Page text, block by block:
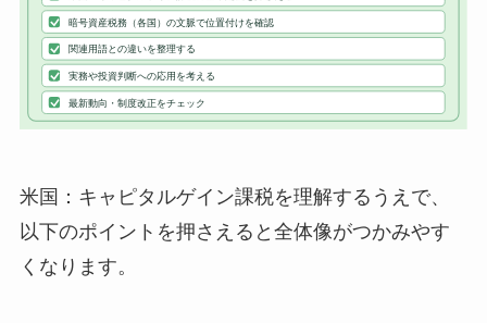
米国：キャピタルゲイン課税を理解するうえで、
以下のポイントを押さえると全体像がつかみやす
くなります。